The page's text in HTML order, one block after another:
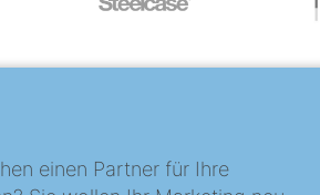
einen Partner für Ihre